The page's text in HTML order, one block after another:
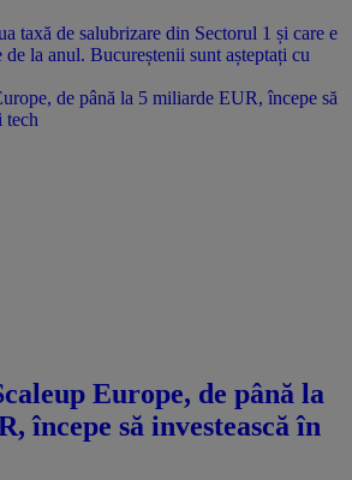
de până la 5 miliarde EUR, începe să
tech
Europe, de până la
începe să investească în